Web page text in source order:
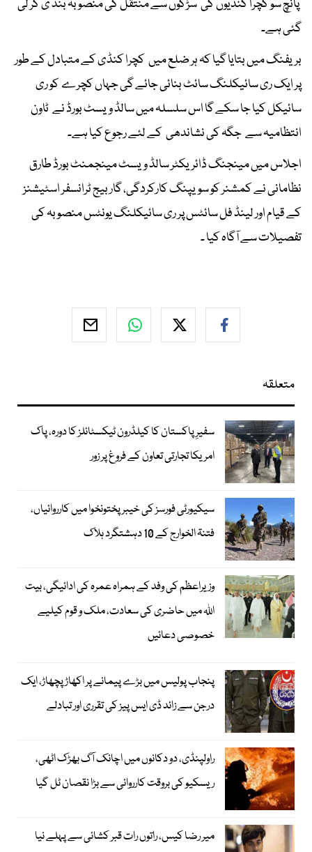
پانچ سو کچرا کنڈیوں کی سڑکوں سے منتقل کی منصوبہ بند ی کر لی
گئی ہے۔
بریفنگ میں بتایا گیا کہ ہر ضلع میں کچرا کنڈی کے متبادل کے طور
پر ایک ری سائیکلنگ سائٹ بنائی جائے گی جہاں کچرے کو ری
سائیکل کیا جا سکے گا اس سلسلہ میں سالڈ ویسٹ بورڈ نے ٹاون
انتظامیہ سے جگہ کی نشاندھی کے لئے رجوع کیا ہے۔
اجلاس میں مینجنگ ڈائریکٹر سالڈ ویسٹ مینجمنٹ بورڈ طارق
نظامانی نے کمشنر کو سویپنگ کارکردگی، گاربیج ٹرانسفر اسٹیشنز
کے قیام اور لینڈ فل سائٹس پر ری سائیکلنگ یونٹس منصوبہ کی
تفصیلات سے آگاہ کیا ۔
متعلقہ
سفیرِ پاکستان کا کیلڈرون ٹیکسٹائلز کا دورہ، پاک
امریکا تجارتی تعاون کے فروغ پر زور
سیکیورٹی فورسز کی خیبر پختونخوا میں کارروائیاں،
فتنۃ الخوارج کے 10 دہشتگرد ہلاک
وزیراعظم کی وفد کے ہمراہ عمرہ کی ادائیگی، بیت
اللہ میں حاضری کی سعادت، ملک و قوم کیلیے
خصوصی دعائیں
پنجاب پولیس میں بڑے پیمانے پر اکھاڑ پچھاڑ، ایک
درجن سے زائد ڈی ایس پیز کی تقرری اور تبادلے
راولپنڈی، دو دکانوں میں اچانک آگ بھڑک اٹھی،
ریسکیو کی بروقت کارروائی سے بڑا نقصان ٹل گیا
میر رضا کیس، راتوں رات قبر کشائی سے پہلے نیا